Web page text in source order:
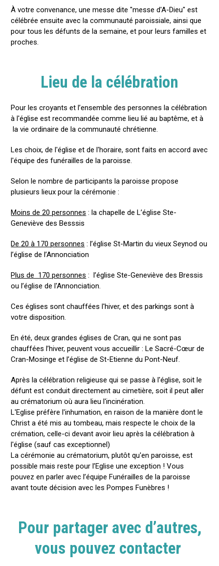
À votre convenance, une messe dite "messe d'A-Dieu" est
célébrée ensuite avec la communauté paroissiale, ainsi que
pour tous les défunts de la semaine, et pour leurs familles et
proches.
Lieu de la célébration
Pour les croyants et l’ensemble des personnes la célébration
à l'église est recommandée comme lieu lié au baptême, et à
la vie ordinaire de la communauté chrétienne.
Les choix, de l'église et de l'horaire, sont faits en accord avec
l'équipe des funérailles de la paroisse.
Selon le nombre de participants la paroisse propose
plusieurs lieux pour la cérémonie :
Moins de 20 personnes : la chapelle de L’église Ste-
Geneviève des Besssis
De 20 à 170 personnes : l’église St-Martin du vieux Seynod ou
l’église de l’Annonciation
Plus de 170 personnes : l’église Ste-Geneviève des Bressis
ou l’église de l'Annonciation.
Ces églises sont chauffées l'hiver, et des parkings sont à
votre disposition.
En été, deux grandes églises de Cran, qui ne sont pas
chauffées l’hiver, peuvent vous accueillir : Le Sacré-Cœur de
Cran-Mosinge et l’église de St-Etienne du Pont-Neuf.
Après la célébration religieuse qui se passe à l'église, soit le
défunt est conduit directement au cimetière, soit il peut aller
au crématorium où aura lieu l'incinération.
L'Eglise préfère l'inhumation, en raison de la manière dont le
Christ a été mis au tombeau, mais respecte le choix de la
crémation, celle-ci devant avoir lieu après la célébration à
l'église (sauf cas exceptionnel)
La cérémonie au crématorium, plutôt qu'en paroisse, est
possible mais reste pour l’Eglise une exception ! Vous
pouvez en parler avec l’équipe Funérailles de la paroisse
avant toute décision avec les Pompes Funèbres !
Pour partager avec d’autres,
vous pouvez contacter